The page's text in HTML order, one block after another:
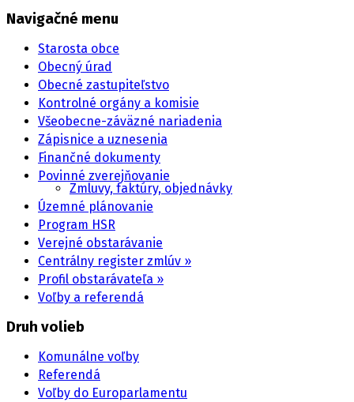
Navigačné menu
Starosta obce
Obecný úrad
Obecné zastupiteľstvo
Kontrolné orgány a komisie
Všeobecne-záväzné nariadenia
Zápisnice a uznesenia
Finančné dokumenty
Povinné zverejňovanie
Zmluvy, faktúry, objednávky
Územné plánovanie
Program HSR
Verejné obstarávanie
Centrálny register zmlúv »
Profil obstarávateľa »
Voľby a referendá
Druh volieb
Komunálne voľby
Referendá
Voľby do Europarlamentu